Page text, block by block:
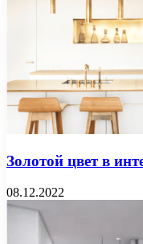
Золотой цвет в
08.12.2022